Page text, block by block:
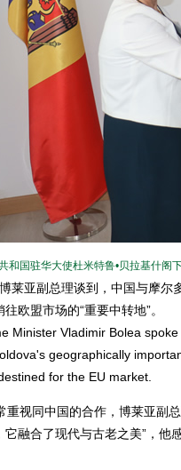
和国驻华大使杜米特鲁•贝拉基什
莱亚副总理谈到，中国与摩尔
欧盟市场的“重要中转地”。
Minister Vladimir Bolea
geographically
for the EU market.
视同中国的合作，博莱亚副
它融合了现代与古老之美”，他